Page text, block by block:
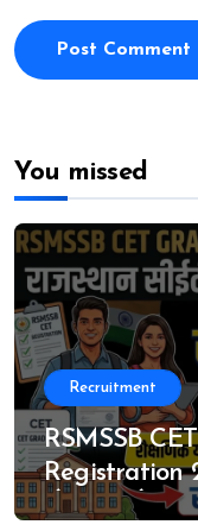
You missed
Recruitment
RSMSSB
Registration
ग्रेजुएशन लेवल